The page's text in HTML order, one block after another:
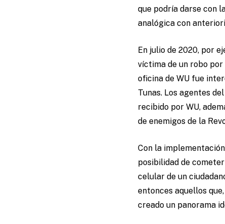
que podría darse con
analógica con
En julio de 2020, por
víctima de un robo
oficina de WU fue
Tunas. Los agentes
recibido por WU,
de enemigos de la
Con la
posibilidad de
celular de un
entonces aquellos
creado un panorama